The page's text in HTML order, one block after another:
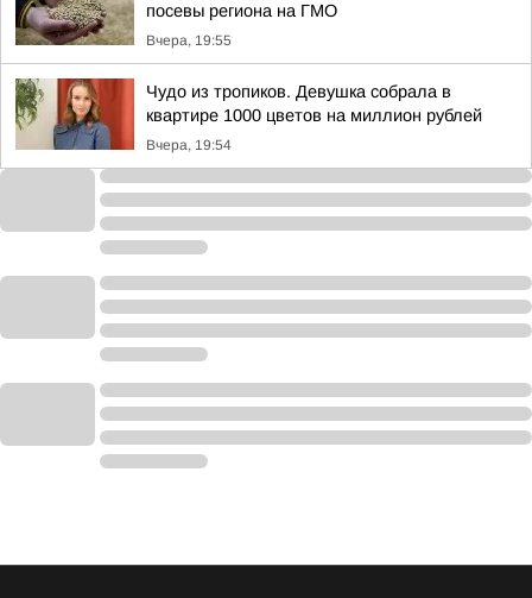
посевы региона на ГМО
Вчера, 19:55
Чудо из тропиков. Девушка собрала в
квартире 1000 цветов на миллион рублей
Вчера, 19:54